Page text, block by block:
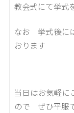
教会式にて挙式
なお 挙式後に
おります
当日はお気軽に
ので ぜひ平服